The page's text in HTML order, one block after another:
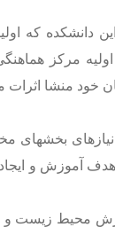
تشکیل شد. این
توجه جهانی به محیط زیست با
خود منشا
بخشهای
آموزش و
محیط زیست و